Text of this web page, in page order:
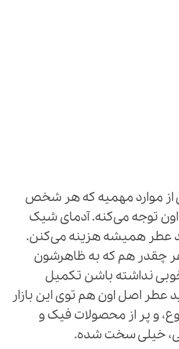
موارد مهمیه که هر شخص
توجه می‌کنه. آدمای شیک
عطر همیشه هزینه می‌کنن.
چقدر هم که به ظاهرشون
نداشته باشن تکمیل
عطر اصل اون هم توی این بازار
و پر از محصولات فیک و
خیلی سخت شده.